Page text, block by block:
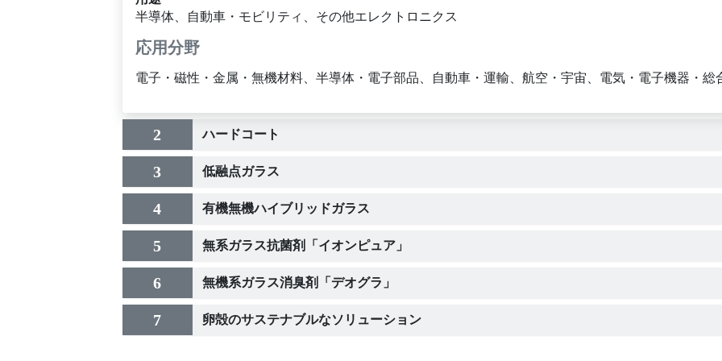
半導体、自動車・モビリティ、その他エレクトロニクス
応用分野
電子・磁性・金属・無機材料、半導体・電子部品、自動車・運輸、航空・宇宙、電気・電子機器・総
2 ハードコート
3 低融点ガラス
4 有機無機ハイブリッドガラス
5 無系ガラス抗菌剤「イオンピュア」
6 無機系ガラス消臭剤「デオグラ」
7 卵殻のサステナブルなソリューション